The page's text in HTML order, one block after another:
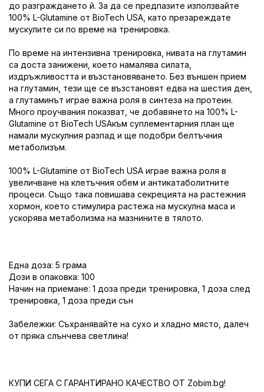
до разграждането й. За да се предпазите използвайте
100% L-Glutamine от BioTech USA, като презареждате
мускулите си по време на тренировка.
По време на интензивна тренировка, нивата на глутамин
са доста занижени, което намалява силата,
издръжливостта и възстановяването. Без външен прием
на глутамин, тези ще се възстановят едва на шестия ден,
а глутаминът играе важна роля в синтеза на протеин.
Много проучвания показват, че добавянето на 100% L-
Glutamine от BioTech USAкъм суплементарния план ще
намали мускулния разпад и ще подобри белтъчния
метаболизъм.
100% L-Glutamine от BioTech USA играе важна роля в
увеличване на клетъчния обем и антикатаболитните
процеси. Също така повишава секрецията на растежния
хормон, което стимулира растежа на мускулна маса и
ускорява метаболизма на мазнините в тялото.
Една доза: 5 грама
Дози в опаковка: 100
Начин на приемане: 1 доза преди тренировка, 1 доза след
тренировка, 1 доза преди сън
Забележки: Съхранявайте на сухо и хладно място, далеч
от пряка слънчева светлина!
КУПИ СЕГА С ГАРАНТИРАНО КАЧЕСТВО ОТ Zobim.bg!